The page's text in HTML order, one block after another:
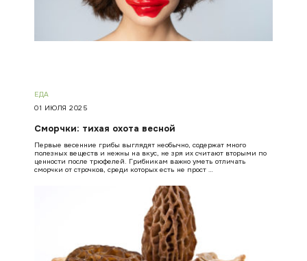
ЕДА
01 ИЮЛЯ 2025
Сморчки: тихая охота весной
Первые весенние грибы выглядят необычно, содержат много
полезных веществ и нежны на вкус, не зря их считают вторыми по
ценности после трюфелей. Грибникам важно уметь отличать
сморчки от строчков, среди которых есть не прост …